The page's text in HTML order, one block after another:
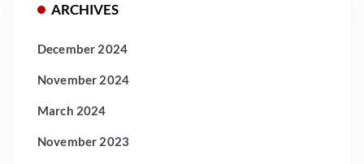
ARCHIVES
December 2024
November 2024
March 2024
November 2023